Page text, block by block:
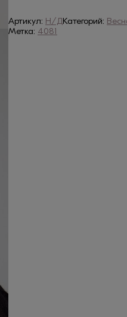
Артикул: Н/ДКатегорий:
Метка: 4081